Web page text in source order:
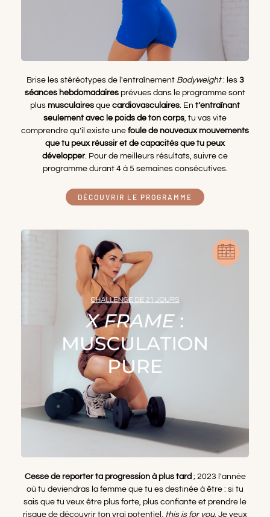
Brise les stéréotypes de l'entraînement Bodyweight: les 3
séances hebdomadaires prévues dans le programme sont
plus musculaires que cardiovasculaires. En t’entraînant
seulement avec le poids de ton corps, tu vas vite
comprendre qu’il existe une foule de nouveaux mouvements
que tu peux réussir et de capacités que tu peux
développer. Pour de meilleurs résultats, suivre ce
programme durant 4 à 5 semaines consécutives.
DÉCOUVRIR LE PROGRAMME
Cesse de reporter ta progression à plus tard ; 2023 l'année
où tu deviendras la femme que tu es destinée à être : si tu
sais que tu veux être plus forte, plus confiante et prendre le
risque de découvrir ton vrai potentiel, this is for you. Je veux